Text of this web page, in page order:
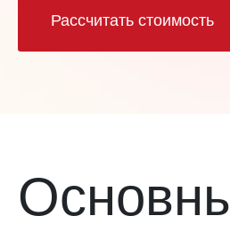
Рассчитать стоимость